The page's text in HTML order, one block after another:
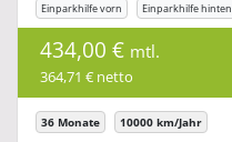
Einparkhilfe vorn
Einparkhilfe hinten
434,00 € mtl.
364,71 € netto
36 Monate 10000 km/Jahr